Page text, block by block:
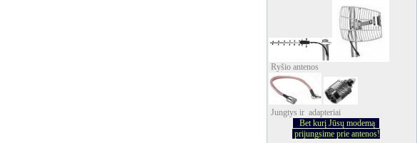
Ryšio antenos
Jungtys ir adapteriai
Bet kurį Jūsų modemą
prijungsime prie antenos!